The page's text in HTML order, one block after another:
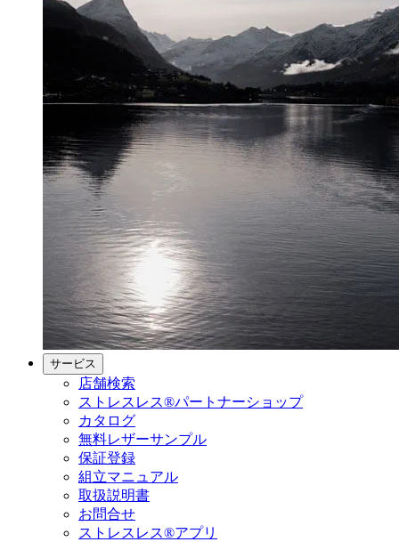
サービス
店舗検索
ストレスレス®パートナーショップ
カタログ
無料レザーサンプル
保証登録
組立マニュアル
取扱説明書
お問合せ
ストレスレス®アプリ